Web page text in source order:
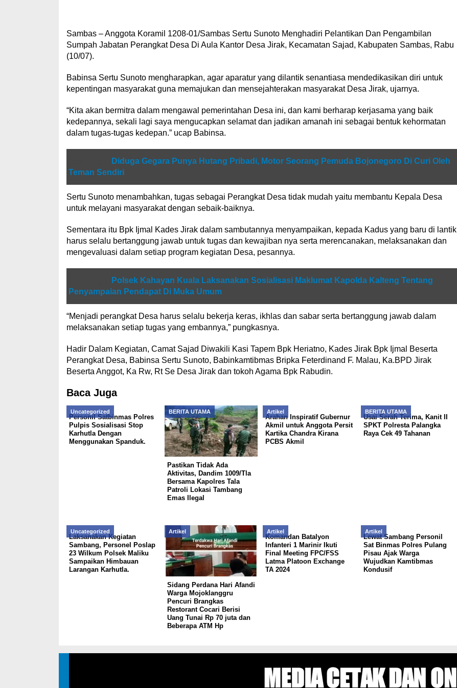
Sambas – Anggota Koramil 1208-01/Sambas Sertu Sunoto Menghadiri Pelantikan Dan Pengambilan
Sumpah Jabatan Perangkat Desa Di Aula Kantor Desa Jirak, Kecamatan Sajad, Kabupaten Sambas, Rabu
(10/07).
Babinsa Sertu Sunoto mengharapkan, agar aparatur yang dilantik senantiasa mendedikasikan diri untuk
kepentingan masyarakat guna memajukan dan mensejahterakan masyarakat Desa Jirak, ujarnya.
“Kita akan bermitra dalam mengawal pemerintahan Desa ini, dan kami berharap kerjasama yang baik
kedepannya, sekali lagi saya mengucapkan selamat dan jadikan amanah ini sebagai bentuk kehormatan
dalam tugas-tugas kedepan.” ucap Babinsa.
Diduga Gegara Punya Hutang Pribadi, Motor Seorang Pemuda Bojonegoro Di Curi Oleh
Teman Sendiri
Sertu Sunoto menambahkan, tugas sebagai Perangkat Desa tidak mudah yaitu membantu Kepala Desa
untuk melayani masyarakat dengan sebaik-baiknya.
Sementara itu Bpk Ijmal Kades Jirak dalam sambutannya menyampaikan, kepada Kadus yang baru di lantik
harus selalu bertanggung jawab untuk tugas dan kewajiban nya serta merencanakan, melaksanakan dan
mengevaluasi dalam setiap program kegiatan Desa, pesannya.
Polsek Kahayan Kuala Laksanakan Sosialisasi Maklumat Kapolda Kalteng Tentang
Penyampaian Pendapat Di Muka Umum
“Menjadi perangkat Desa harus selalu bekerja keras, ikhlas dan sabar serta bertanggung jawab dalam
melaksanakan setiap tugas yang embannya,” pungkasnya.
Hadir Dalam Kegiatan, Camat Sajad Diwakili Kasi Tapem Bpk Heriatno, Kades Jirak Bpk Ijmal Beserta
Perangkat Desa, Babinsa Sertu Sunoto, Babinkamtibmas Bripka Feterdinand F. Malau, Ka.BPD Jirak
Beserta Anggot, Ka Rw, Rt Se Desa Jirak dan tokoh Agama Bpk Rabudin.
Baca Juga
Uncategorized
Personil Satbinmas Polres
Pulpis Sosialisasi Stop
Karhutla Dengan
Menggunakan Spanduk.
BERITA UTAMA
Pastikan Tidak Ada
Aktivitas, Dandim 1009/Tla
Bersama Kapolres Tala
Patroli Lokasi Tambang
Emas Ilegal
Artikel
Arahan Inspiratif Gubernur
Akmil untuk Anggota Persit
Kartika Chandra Kirana
PCBS Akmil
BERITA UTAMA
Usai Serah Terima, Kanit II
SPKT Polresta Palangka
Raya Cek 49 Tahanan
Uncategorized
Laksanakan Kegiatan
Sambang, Personel Poslap
23 Wilkum Polsek Maliku
Sampaikan Himbauan
Larangan Karhutla.
Artikel
Sidang Perdana Hari Afandi
Warga Mojoklanggru
Pencuri Brangkas
Restorant Cocari Berisi
Uang Tunai Rp 70 juta dan
Beberapa ATM Hp
Artikel
Komandan Batalyon
Infanteri 1 Marinir Ikuti
Final Meeting FPC/FSS
Latma Platoon Exchange
TA 2024
Artikel
Lewat Sambang Personil
Sat Binmas Polres Pulang
Pisau Ajak Warga
Wujudkan Kamtibmas
Kondusif